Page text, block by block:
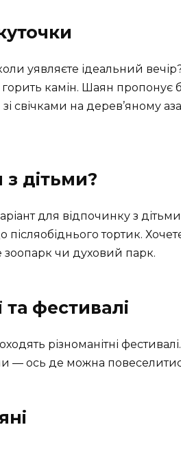
уявляєте ідеальний
камін. Шаян пропонує
свічками на дерев’яному
з дітьми?
для відпочинку з
післяобіднього тортик.
зоопарк чи духовий парк.
та фестивалі
різноманітні
— ось де можна